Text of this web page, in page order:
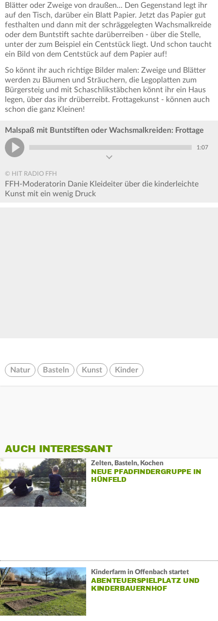
Blätter oder Zweige von draußen... Den Gegenstand legt ihr
auf den Tisch, darüber ein Blatt Papier. Jetzt das Papier gut
festhalten und dann mit der schräggelegten Wachsmalkreide
oder dem Buntstift sachte darüberreiben - über die Stelle,
unter der zum Beispiel ein Centstück liegt. Und schon taucht
ein Bild von dem Centstück auf dem Papier auf!
So könnt ihr auch richtige Bilder malen: Zweige und Blätter
werden zu Bäumen und Sträuchern, die Legoplatten zum
Bürgersteig und mit Schaschlikstäbchen könnt ihr ein Haus
legen, über das ihr drüberreibt. Frottagekunst - können auch
schon die ganz Kleinen!
Malspaß mit Buntstiften oder Wachsmalkreiden: Frottage
1:07
© HIT RADIO FFH
FFH-Moderatorin Danie Kleideiter über die kinderleichte
Kunst mit ein wenig Druck
Natur Basteln Kunst Kinder
AUCH INTERESSANT
Zelten, Basteln, Kochen
NEUE PFADFINDERGRUPPE IN
HÜNFELD
Kinderfarm in Offenbach startet
ABENTEUERSPIELPLATZ UND
KINDERBAUERNHOF